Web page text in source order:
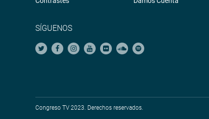
SÍGUENOS
Congreso TV 2023. Derechos reservados.